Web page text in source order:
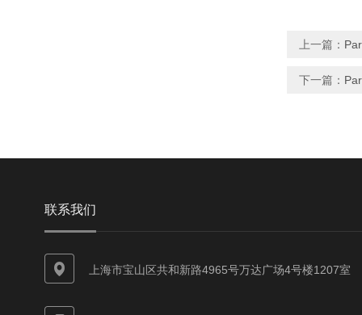
上一篇：
下一篇：
联系我们
上海市宝山区共和新路4965号万达广场4号楼1207室